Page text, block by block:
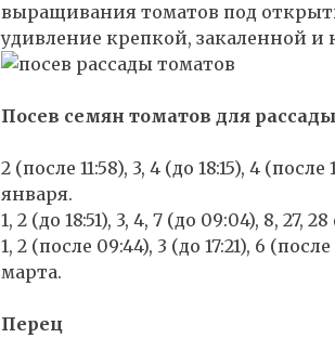
выращивания томатов под
удивление крепкой, закаленной и
Посев семян томатов для рассады
2 (после 11:58), 3, 4 (до 18:15), 4 (после
января.
1, 2 (до 18:51), 3, 4, 7 (до 09:04), 8, 27,
1, 2 (после 09:44), 3 (до 17:21), 6 (после
марта.
Перец